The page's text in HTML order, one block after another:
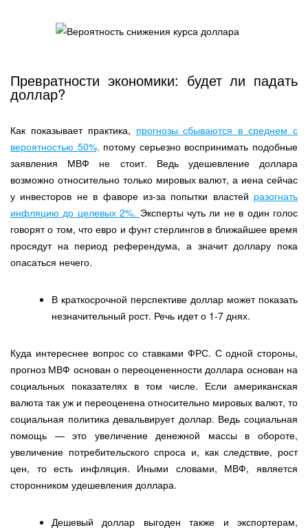
Превратности экономики: будет ли падать
доллар?
Как показывает практика, прогнозы сбываются в среднем с
вероятностью 50%, потому серьезно воспринимать подобные
заявления МВФ не стоит. Ведь удешевление доллара
возможно относительно только мировых валют, а иена сейчас
у инвесторов не в фаворе из-за попытки властей разогнать
инфляцию до целевых 2%. Эксперты чуть ли не в один голос
говорят о том, что евро и фунт стерлингов в ближайшее время
просядут на период референдума, а значит доллару пока
опасаться нечего.
В краткосрочной перспективе доллар может показать
незначительный рост. Речь идет о 1-7 днях.
Куда интереснее вопрос со ставками ФРС. С одной стороны,
прогноз МВФ основан о переоцененности доллара основан на
социальных показателях в том числе. Если американская
валюта так уж и переоценена относительно мировых валют, то
социальная политика девальвирует доллар. Ведь социальная
помощь — это увеличение денежной массы в обороте,
увеличение потребительского спроса и, как следствие, рост
цен, то есть инфляция. Иными словами, МВФ, является
сторонником удешевления доллара.
Дешевый доллар выгоден также и экспортерам,